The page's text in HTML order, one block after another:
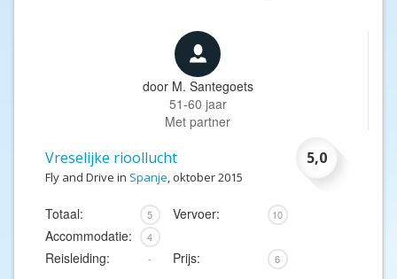
door M. Santegoets
51-60 jaar
Met partner
5,0
Vreselijke rioollucht
Fly and Drive in Spanje, oktober 2015
Totaal: 5 Vervoer: 10
Accommodatie: 4
Reisleiding: - Prijs: 6